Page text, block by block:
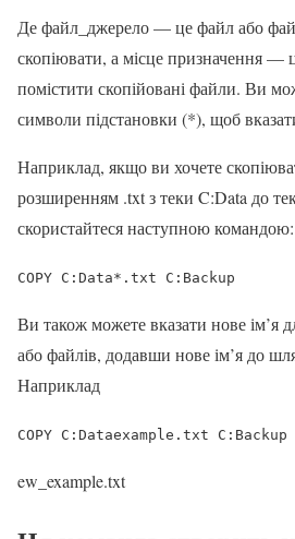
Де файл_джерело — це файл або
скопіювати, а місце призначення —
помістити скопійовані файли. Ви
символи підстановки (*), щоб
Наприклад, якщо ви хочете
розширенням .txt з теки C:Data до
скористайтеся наступною командою:
COPY C:Data*.txt C:Backup
Ви також можете вказати нове ім’я
або файлів, додавши нове ім’я до
Наприклад
COPY C:Dataexample.txt C:Backup
ew_example.txt